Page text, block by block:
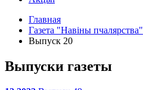
Главная
Газета "Навiны пчалярства"
Выпуск 20
Выпуски газеты